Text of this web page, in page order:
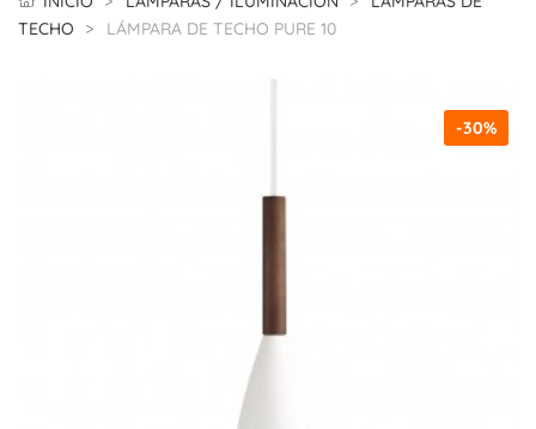
TECHO
LÁMPARA DE TECHO PURE 10
-30%